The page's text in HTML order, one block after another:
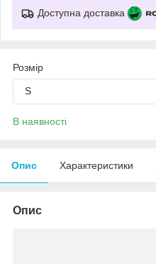
Доступна доставка
Розмір
S
В наявності
Опис Характеристики
Опис